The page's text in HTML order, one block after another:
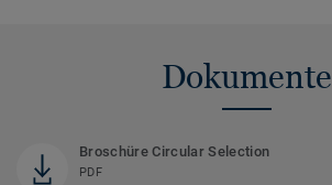
Dokumente
Broschüre Circular Selection
PDF